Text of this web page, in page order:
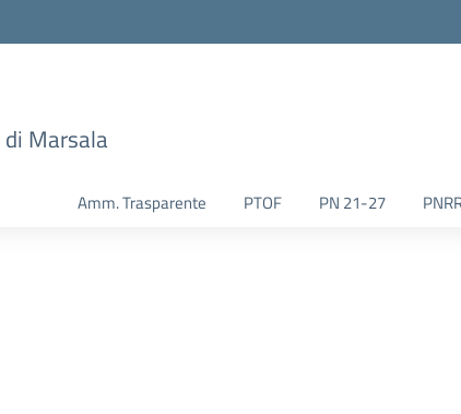
Marsala
Amm. Trasparente PTOF PN 21-27